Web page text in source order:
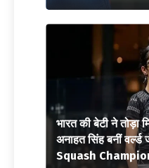
भारत की बेटी ने तोड़ा
अनाहत सिंह बनीं
Squash